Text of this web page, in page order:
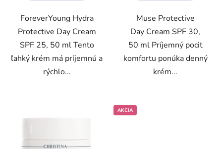
hviezdičiek.
ForeverYoung Hydra
Protective Day Cream
SPF 25, 50 ml Tento
ľahký krém má príjemnú a
rýchlo...
hviezdičiek.
Muse Protective
Day Cream SPF 30,
50 ml Príjemný pocit
komfortu ponúka denný
krém...
AKCIA